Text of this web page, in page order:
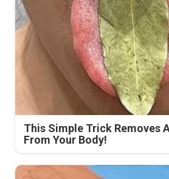
This Simple Trick Removes
From Your Body!